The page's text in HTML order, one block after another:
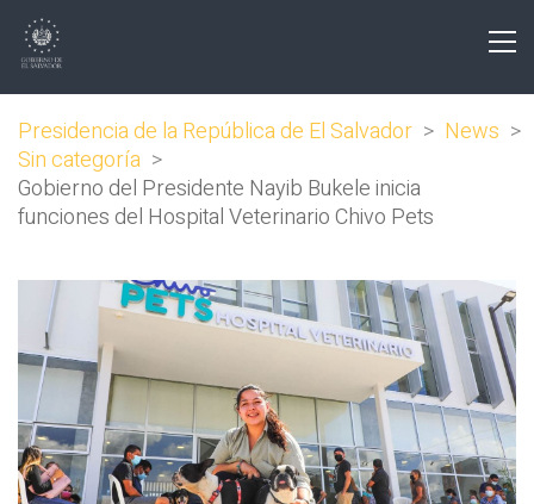
Presidencia de la República de El Salvador > News >
Sin categoría >
Gobierno del Presidente Nayib Bukele inicia
funciones del Hospital Veterinario Chivo Pets